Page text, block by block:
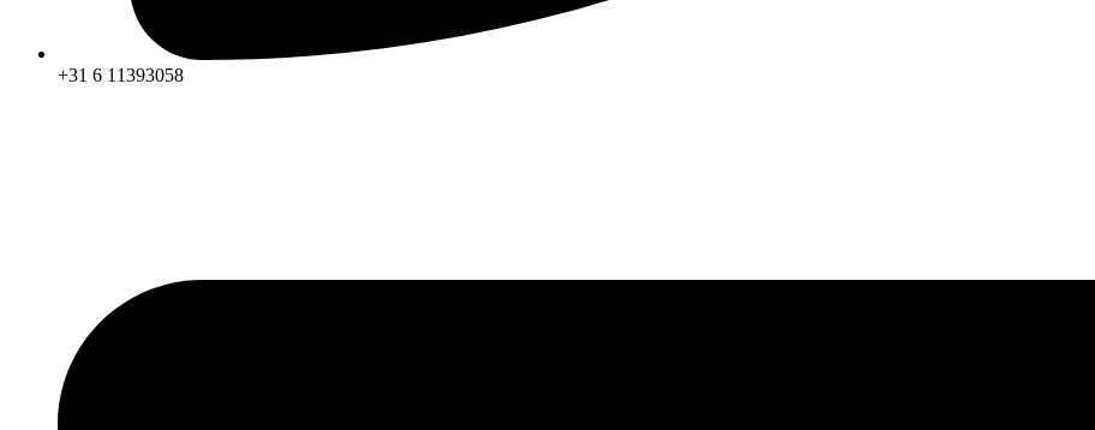
+31 6 11393058